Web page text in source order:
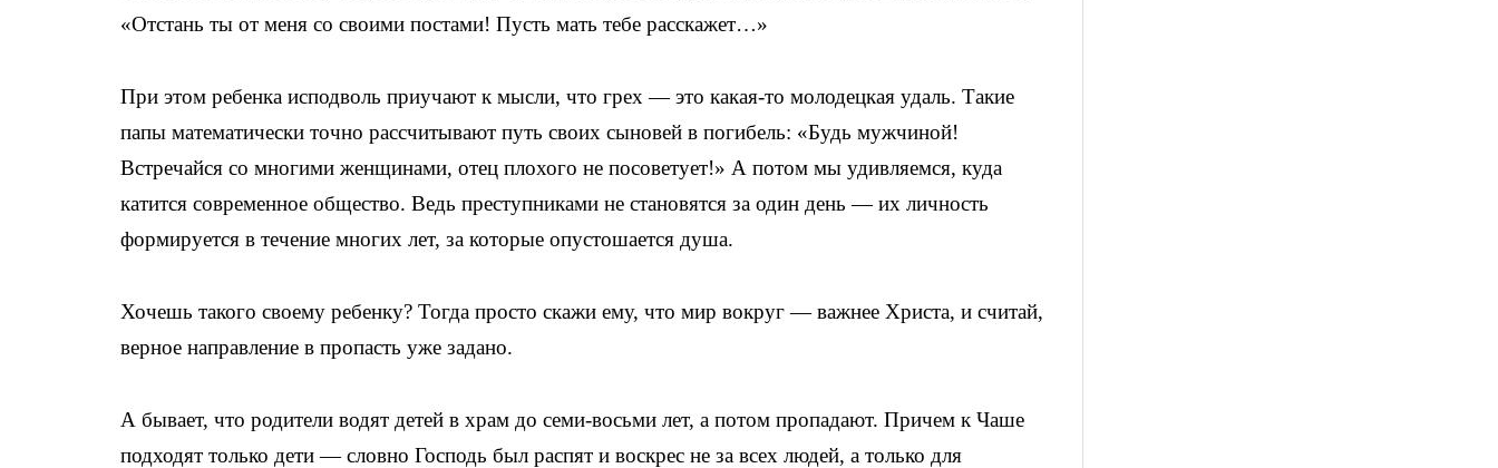
«Отстань ты от меня со своими постами! Пусть мать тебе расскажет…»
При этом ребенка исподволь приучают к мысли, что грех — это какая-то молодецкая удаль. Такие
папы математически точно рассчитывают путь своих сыновей в погибель: «Будь мужчиной!
Встречайся со многими женщинами, отец плохого не посоветует!» А потом мы удивляемся, куда
катится современное общество. Ведь преступниками не становятся за один день — их личность
формируется в течение многих лет, за которые опустошается душа.
Хочешь такого своему ребенку? Тогда просто скажи ему, что мир вокруг — важнее Христа, и считай,
верное направление в пропасть уже задано.
А бывает, что родители водят детей в храм до семи-восьми лет, а потом пропадают. Причем к Чаше
подходят только дети — словно Господь был распят и воскрес не за всех людей, а только для